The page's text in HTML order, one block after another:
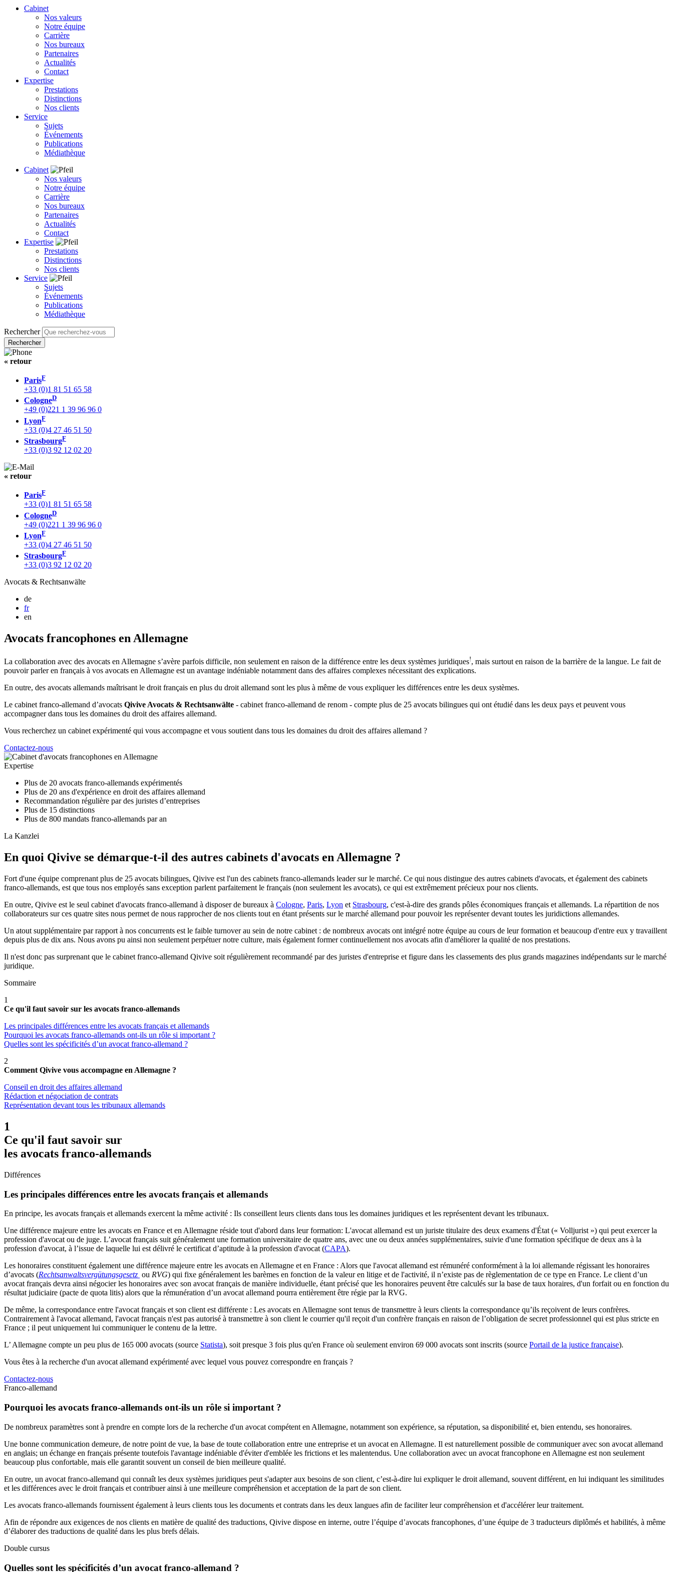
Cabinet
Nos valeurs
Notre équipe
Carrière
Nos bureaux
Partenaires
Actualités
Contact
Expertise
Prestations
Distinctions
Nos clients
Service
Sujets
Événements
Publications
Médiathèque
Cabinet
Nos valeurs
Notre équipe
Carrière
Nos bureaux
Partenaires
Actualités
Contact
Expertise
Prestations
Distinctions
Nos clients
Service
Sujets
Événements
Publications
Médiathèque
Rechercher
« retour
ParisF
+33 (0)1 81 51 65 58
CologneD
+49 (0)221 1 39 96 96 0
LyonF
+33 (0)4 27 46 51 50
StrasbourgF
+33 (0)3 92 12 02 20
« retour
ParisF
+33 (0)1 81 51 65 58
CologneD
+49 (0)221 1 39 96 96 0
LyonF
+33 (0)4 27 46 51 50
StrasbourgF
+33 (0)3 92 12 02 20
Avocats & Rechtsanwälte
de
fr
en
Avocats francophones en Allemagne
La collaboration avec des avocats en Allemagne s’avère parfois difficile, non seulement en raison de la différence entre les deux systèmes juridiques!, mais surtout en raison de la barrière de la langue. Le fait de
pouvoir parler en français à vos avocats en Allemagne est un avantage indéniable notamment dans des affaires complexes nécessitant des explications.
En outre, des avocats allemands maîtrisant le droit français en plus du droit allemand sont les plus à même de vous expliquer les différences entre les deux systèmes.
Le cabinet franco-allemand d’avocats Qivive Avocats & Rechtsanwälte - cabinet franco-allemand de renom - compte plus de 25 avocats bilingues qui ont étudié dans les deux pays et peuvent vous
accompagner dans tous les domaines du droit des affaires allemand.
Vous recherchez un cabinet expérimenté qui vous accompagne et vous soutient dans tous les domaines du droit des affaires allemand ?
Contactez-nous
Expertise
Plus de 20 avocats franco-allemands expérimentés
Plus de 20 ans d'expérience en droit des affaires allemand
Recommandation régulière par des juristes d’entreprises
Plus de 15 distinctions
Plus de 800 mandats franco-allemands par an
La Kanzlei
En quoi Qivive se démarque-t-il des autres cabinets d'avocats en Allemagne ?
Fort d'une équipe comprenant plus de 25 avocats bilingues, Qivive est l'un des cabinets franco-allemands leader sur le marché. Ce qui nous distingue des autres cabinets d'avocats, et également des cabinets
franco-allemands, est que tous nos employés sans exception parlent parfaitement le français (non seulement les avocats), ce qui est extrêmement précieux pour nos clients.
En outre, Qivive est le seul cabinet d'avocats franco-allemand à disposer de bureaux à Cologne, Paris, Lyon et Strasbourg, c'est-à-dire des grands pôles économiques français et allemands. La répartition de nos
collaborateurs sur ces quatre sites nous permet de nous rapprocher de nos clients tout en étant présents sur le marché allemand pour pouvoir les représenter devant toutes les juridictions allemandes.
Un atout supplémentaire par rapport à nos concurrents est le faible turnover au sein de notre cabinet : de nombreux avocats ont intégré notre équipe au cours de leur formation et beaucoup d'entre eux y travaillent
depuis plus de dix ans. Nous avons pu ainsi non seulement perpétuer notre culture, mais également former continuellement nos avocats afin d'améliorer la qualité de nos prestations.
Il n'est donc pas surprenant que le cabinet franco-allemand Qivive soit régulièrement recommandé par des juristes d'entreprise et figure dans les classements des plus grands magazines indépendants sur le marché
juridique.
Sommaire
1
Ce qu'il faut savoir sur les avocats franco-allemands
Les principales différences entre les avocats français et allemands
Pourquoi les avocats franco-allemands ont-ils un rôle si important ?
Quelles sont les spécificités d’un avocat franco-allemand ?
2
Comment Qivive vous accompagne en Allemagne ?
Conseil en droit des affaires allemand
Rédaction et négociation de contrats
Représentation devant tous les tribunaux allemands
1
Ce qu'il faut savoir sur
les avocats franco-allemands
Différences
Les principales différences entre les avocats français et allemands
En principe, les avocats français et allemands exercent la même activité : Ils conseillent leurs clients dans tous les domaines juridiques et les représentent devant les tribunaux.
Une différence majeure entre les avocats en France et en Allemagne réside tout d'abord dans leur formation: L'avocat allemand est un juriste titulaire des deux examens d'État (« Volljurist ») qui peut exercer la
profession d'avocat ou de juge. L’avocat français suit généralement une formation universitaire de quatre ans, avec une ou deux années supplémentaires, suivie d'une formation spécifique de deux ans à la
profession d'avocat, à l’issue de laquelle lui est délivré le certificat d’aptitude à la profession d'avocat (CAPA).
Les honoraires constituent également une différence majeure entre les avocats en Allemagne et en France : Alors que l'avocat allemand est rémunéré conformément à la loi allemande régissant les honoraires
d’avocats (Rechtsanwaltsvergütungsgesetz ou RVG) qui fixe généralement les barèmes en fonction de la valeur en litige et de l'activité, il n’existe pas de règlementation de ce type en France. Le client d’un
avocat français devra ainsi négocier les honoraires avec son avocat français de manière individuelle, étant précisé que les honoraires peuvent être calculés sur la base de taux horaires, d'un forfait ou en fonction du
résultat judiciaire (pacte de quota litis) alors que la rémunération d’un avocat allemand pourra entièrement être régie par la RVG.
De même, la correspondance entre l'avocat français et son client est différente : Les avocats en Allemagne sont tenus de transmettre à leurs clients la correspondance qu’ils reçoivent de leurs confrères.
Contrairement à l'avocat allemand, l'avocat français n'est pas autorisé à transmettre à son client le courrier qu'il reçoit d'un confrère français en raison de l’obligation de secret professionnel qui est plus stricte en
France ; il peut uniquement lui communiquer le contenu de la lettre.
L’ Allemagne compte un peu plus de 165 000 avocats (source Statista), soit presque 3 fois plus qu'en France où seulement environ 69 000 avocats sont inscrits (source Portail de la justice française).
Vous êtes à la recherche d'un avocat allemand expérimenté avec lequel vous pouvez correspondre en français ?
Contactez-nous
Franco-allemand
Pourquoi les avocats franco-allemands ont-ils un rôle si important ?
De nombreux paramètres sont à prendre en compte lors de la recherche d'un avocat compétent en Allemagne, notamment son expérience, sa réputation, sa disponibilité et, bien entendu, ses honoraires.
Une bonne communication demeure, de notre point de vue, la base de toute collaboration entre une entreprise et un avocat en Allemagne. Il est naturellement possible de communiquer avec son avocat allemand
en anglais; un échange en français présente toutefois l'avantage indéniable d'éviter d'emblée les frictions et les malentendus. Une collaboration avec un avocat francophone en Allemagne est non seulement
beaucoup plus confortable, mais elle garantit souvent un conseil de bien meilleure qualité.
En outre, un avocat franco-allemand qui connaît les deux systèmes juridiques peut s'adapter aux besoins de son client, c’est-à-dire lui expliquer le droit allemand, souvent différent, en lui indiquant les similitudes
et les différences avec le droit français et contribuer ainsi à une meilleure compréhension et acceptation de la part de son client.
Les avocats franco-allemands fournissent également à leurs clients tous les documents et contrats dans les deux langues afin de faciliter leur compréhension et d'accélérer leur traitement.
Afin de répondre aux exigences de nos clients en matière de qualité des traductions, Qivive dispose en interne, outre l’équipe d’avocats francophones, d’une équipe de 3 traducteurs diplômés et habilités, à même
d’élaborer des traductions de qualité dans les plus brefs délais.
Double cursus
Quelles sont les spécificités d’un avocat franco-allemand ?